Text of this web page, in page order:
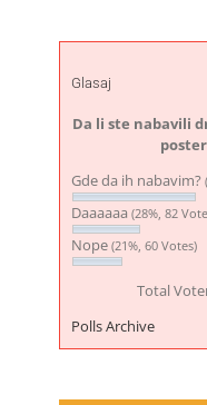
Glasaj
Da li ste nabavili
Gde da ih nabavim?
Daaaaaa (28%, 82
Nope (21%, 60 Votes)
Total
Polls Archive